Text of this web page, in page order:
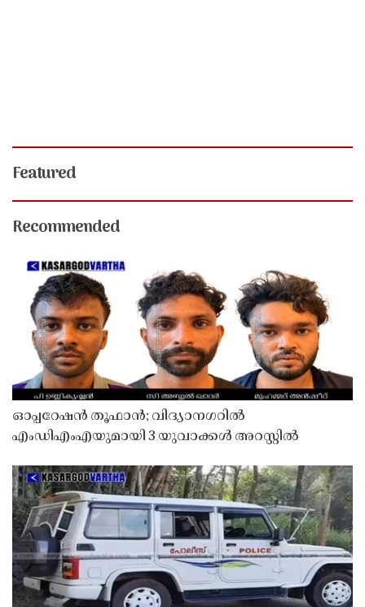
Featured
Recommended
ഓപ്പറേഷൻ തൂഫാൻ; വിദ്യാനഗറിൽ
എംഡിഎംഎയുമായി 3 യുവാക്കൾ അറസ്റ്റിൽ